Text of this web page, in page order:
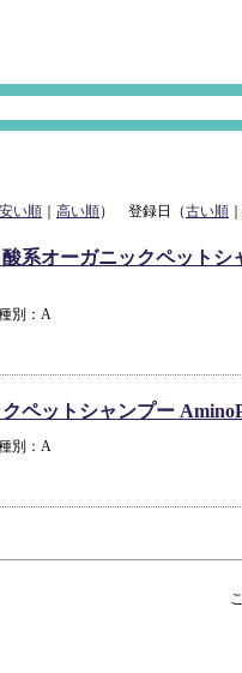
安い順 高い順） 登録日（古い順
系オーガニックペットシ
別：A
ペットシャンプー
別：A